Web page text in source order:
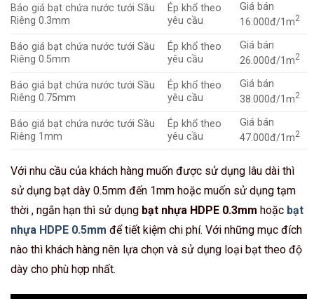
Báo giá bạt chứa nước tưới Sầu
Riêng 0.3mm
Ép khổ theo
yêu cầu
Giá bán
16.000đ/1m2
Báo giá bạt chứa nước tưới Sầu
Riêng 0.5mm
Ép khổ theo
yêu cầu
Giá bán
26.000đ/1m2
Báo giá bạt chứa nước tưới Sầu
Riêng 0.75mm
Ép khổ theo
yêu cầu
Giá bán
38.000đ/1m2
Báo giá bạt chứa nước tưới Sầu
Riêng 1mm
Ép khổ theo
yêu cầu
Giá bán
47.000đ/1m2
Với nhu cầu của khách hàng muốn được sử dụng lâu dài thì
sử dụng bạt dày 0.5mm đến 1mm hoặc muốn sử dụng tạm
thời , ngắn hạn thì sử dụng bạt nhựa HDPE 0.3mm hoặc bạt
nhựa HDPE 0.5mm để tiết kiệm chi phí. Với những mục đích
nào thì khách hàng nên lựa chọn và sử dụng loại bạt theo độ
dày cho phù hợp nhất.